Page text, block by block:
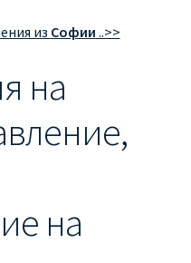
из Софии ..>>
на
на